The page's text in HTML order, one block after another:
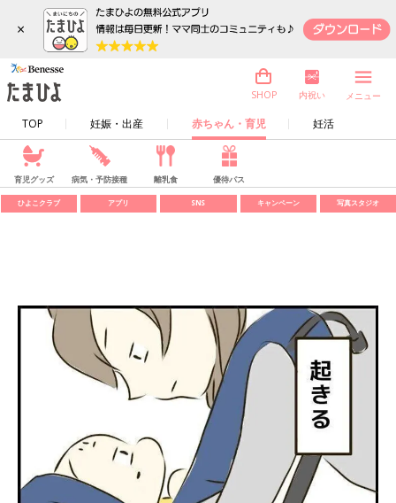
×
TOP 妊娠・出産 赤ちゃん・育児 妊活
SHOP 内祝い メニュー
育児グッズ 病気・予防接種 離乳食 優待パス
ひよこクラブ アプリ SNS キャンペーン 写真スタジオ